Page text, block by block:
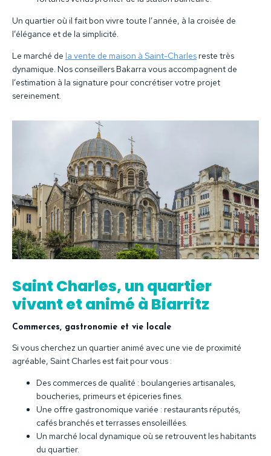
Un quartier où il fait bon vivre toute l’année, à la croisée de
l’élégance et de la simplicité.
Le marché de la vente de maison à Saint-Charles reste très
dynamique. Nos conseillers Bakarra vous accompagnent de
l’estimation à la signature pour concrétiser votre projet
sereinement.
Saint Charles, un quartier
vivant et animé à Biarritz
Commerces, gastronomie et vie locale
Si vous cherchez un quartier animé avec une vie de proximité
agréable, Saint Charles est fait pour vous :
Des commerces de qualité : boulangeries artisanales,
boucheries, primeurs et épiceries fines.
Une offre gastronomique variée : restaurants réputés,
cafés branchés et terrasses ensoleillées.
Un marché local dynamique où se retrouvent les habitants
du quartier.